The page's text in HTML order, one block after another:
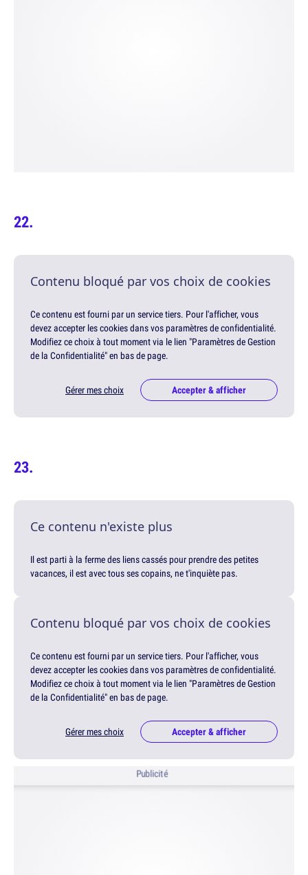
Contenu bloqué par vos choix de cookies
Ce contenu est fourni par un service tiers. Pour l'afficher, vous
devez accepter les cookies dans vos paramètres de confidentialité.
Modifiez ce choix à tout moment via le lien "Paramètres de Gestion
de la Confidentialité" en bas de page.
Gérer mes choix Accepter & afficher
Ce contenu n'existe plus
Il est parti à la ferme des liens cassés pour prendre des petites
vacances, il est avec tous ses copains, ne t'inquiète pas.
Contenu bloqué par vos choix de cookies
Ce contenu est fourni par un service tiers. Pour l'afficher, vous
devez accepter les cookies dans vos paramètres de confidentialité.
Modifiez ce choix à tout moment via le lien "Paramètres de Gestion
de la Confidentialité" en bas de page.
Gérer mes choix Accepter & afficher
Publicité